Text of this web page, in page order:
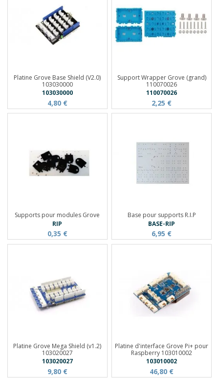
Platine Grove Base Shield (V2.0)
103030000
103030000
4,80 €
Support Wrapper Grove (grand)
110070026
110070026
2,25 €
Supports pour modules Grove
RIP
0,35 €
Base pour supports R.I.P
BASE-RIP
6,95 €
Platine Grove Mega Shield (v1.2)
103020027
103020027
9,80 €
Platine d'interface Grove Pi+ pour
Raspberry 103010002
103010002
46,80 €